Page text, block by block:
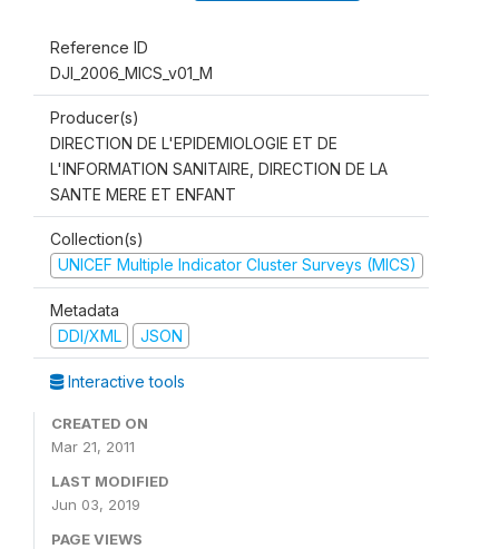
Reference ID
DJI_2006_MICS_v01_M
Producer(s)
DIRECTION DE L'EPIDEMIOLOGIE ET DE
L'INFORMATION SANITAIRE, DIRECTION DE LA
SANTE MERE ET ENFANT
Collection(s)
UNICEF Multiple Indicator Cluster Surveys (MICS)
Metadata
DDI/XML
JSON
Interactive tools
CREATED ON
Mar 21, 2011
LAST MODIFIED
Jun 03, 2019
PAGE VIEWS